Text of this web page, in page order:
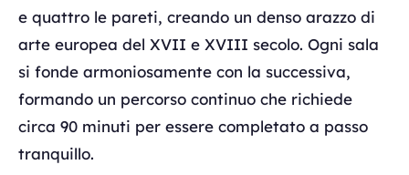
e quattro le pareti, creando un denso arazzo di
arte europea del XVII e XVIII secolo. Ogni sala
si fonde armoniosamente con la successiva,
formando un percorso continuo che richiede
circa 90 minuti per essere completato a passo
tranquillo.